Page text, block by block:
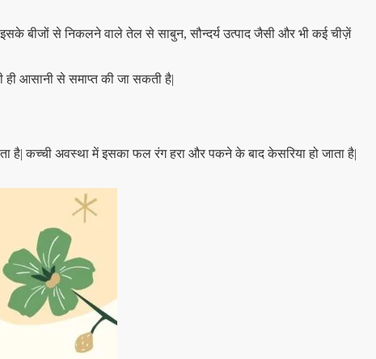
बीजों से निकलने वाले तेल से साबुन, सौन्दर्य उत्पाद जैसी और भी कई चीज़ें
ही आसानी से समाप्त की जा सकती है|
है| कच्ची अवस्था में इसका फल रंग हरा और पकने के बाद केसरिया हो जाता है|